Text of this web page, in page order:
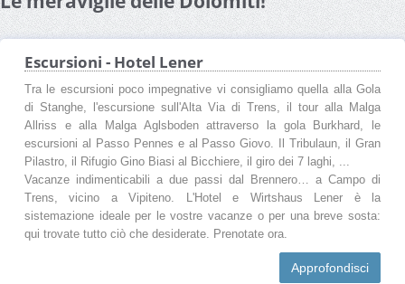
Escursioni - Hotel Lener
Tra le escursioni poco impegnative vi consigliamo quella alla Gola
di Stanghe, l'escursione sull'Alta Via di Trens, il tour alla Malga
Allriss e alla Malga Aglsboden attraverso la gola Burkhard, le
escursioni al Passo Pennes e al Passo Giovo. Il Tribulaun, il Gran
Pilastro, il Rifugio Gino Biasi al Bicchiere, il giro dei 7 laghi, ...
Vacanze indimenticabili a due passi dal Brennero… a Campo di
Trens, vicino a Vipiteno. L'Hotel e Wirtshaus Lener è la
sistemazione ideale per le vostre vacanze o per una breve sosta:
qui trovate tutto ciò che desiderate. Prenotate ora.
Approfondisci